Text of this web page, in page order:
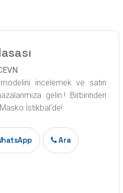
incelemek ve satın
gelin.! Birbirinden
İstikbal'de!
Ara